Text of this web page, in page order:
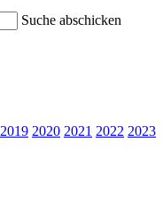
Suche abschicken
2019 2020 2021 2022 2023